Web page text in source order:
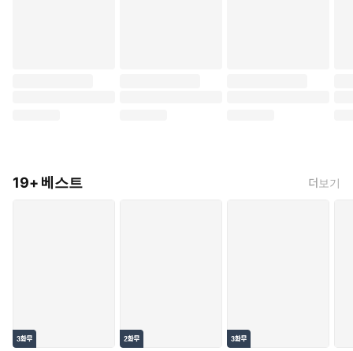
19+ 베스트 더보기